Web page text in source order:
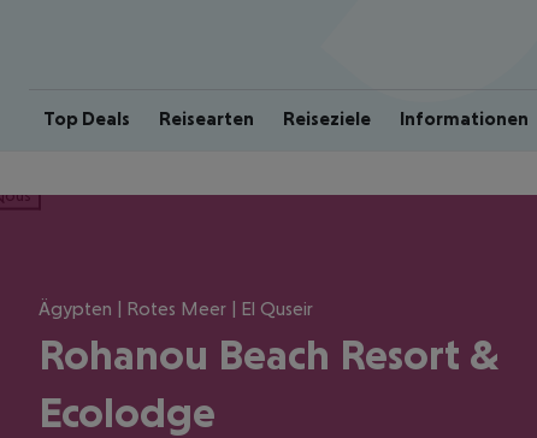
Top Deals Reisearten Reiseziele Informationen
Ägypten | Rotes Meer | El Quseir
Rohanou Beach Resort &
Ecolodge